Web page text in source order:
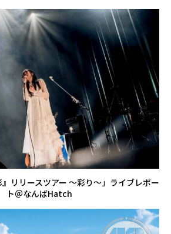
リリースツアー ～彩り～」ライブレポー
ト＠なんばHatch